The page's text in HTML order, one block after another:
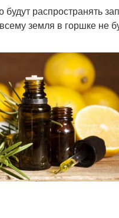
распространять
земля в горшке не